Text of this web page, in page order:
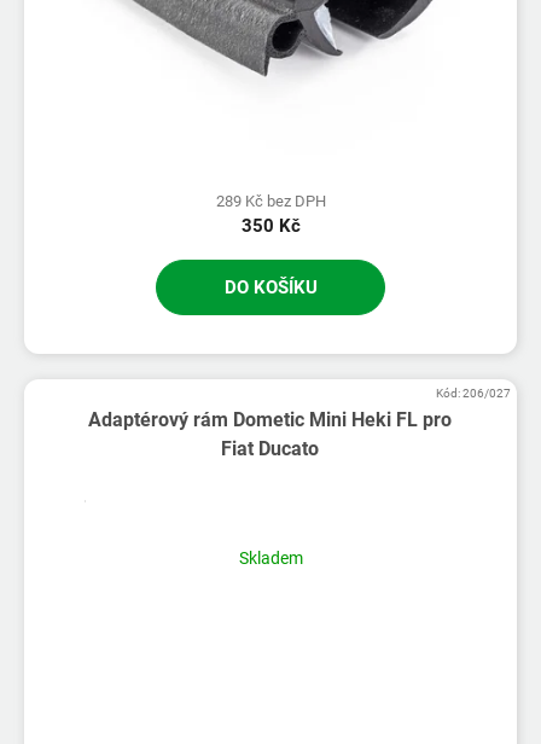
289 Kč bez DPH
350 Kč
DO KOŠÍKU
Adaptérový rám Dometic Mini Heki FL pro
Fiat Ducato
Skladem
Kód:206/027